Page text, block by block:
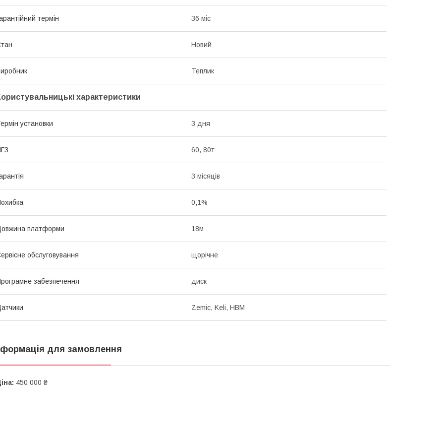
термін 36 міс
Новий
Теплик
характеристики
установки 3 дня
60, 80т
3 місяців
0,1%
платформи 18м
обслуговування щорічне
забезпечення диск
Zemic, Keli, HBM
для замовлення
450 000 ₴